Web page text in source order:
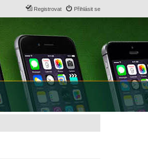
Přihlásit se
Registrovat